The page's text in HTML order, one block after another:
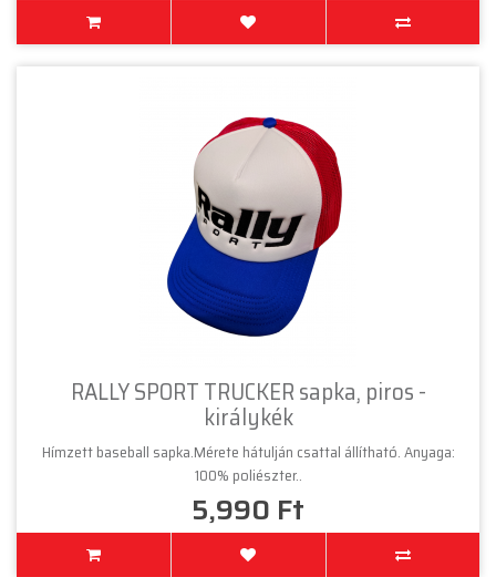
RALLY SPORT TRUCKER sapka, piros -
királykék
Hímzett baseball sapka.Mérete hátulján csattal állítható. Anyaga:
100% poliészter..
5,990 Ft